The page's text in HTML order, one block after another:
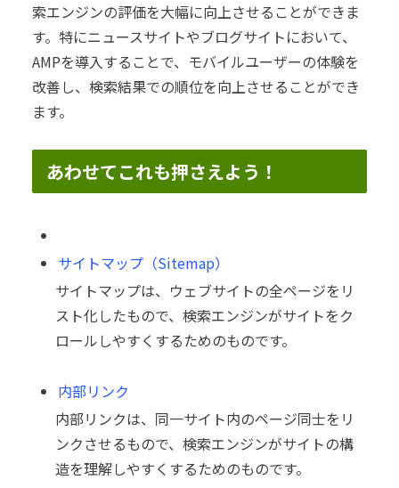
索エンジンの評価を大幅に向上させることができま
す。特にニュースサイトやブログサイトにおいて、
AMPを導入することで、モバイルユーザーの体験を
改善し、検索結果での順位を向上させることができ
ます。
あわせてこれも押さえよう！
サイトマップ（Sitemap）
サイトマップは、ウェブサイトの全ページをリ
スト化したもので、検索エンジンがサイトをク
ロールしやすくするためのものです。
内部リンク
内部リンクは、同一サイト内のページ同士をリ
ンクさせるもので、検索エンジンがサイトの構
造を理解しやすくするためのものです。